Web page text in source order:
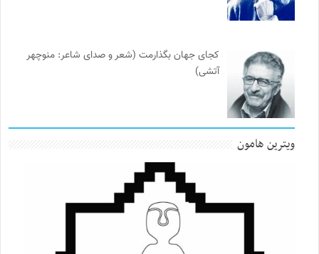
کجای جهان بگذارمت (شعر و صدای شاعر: منوچهر
آتشی)
ویترین هامون